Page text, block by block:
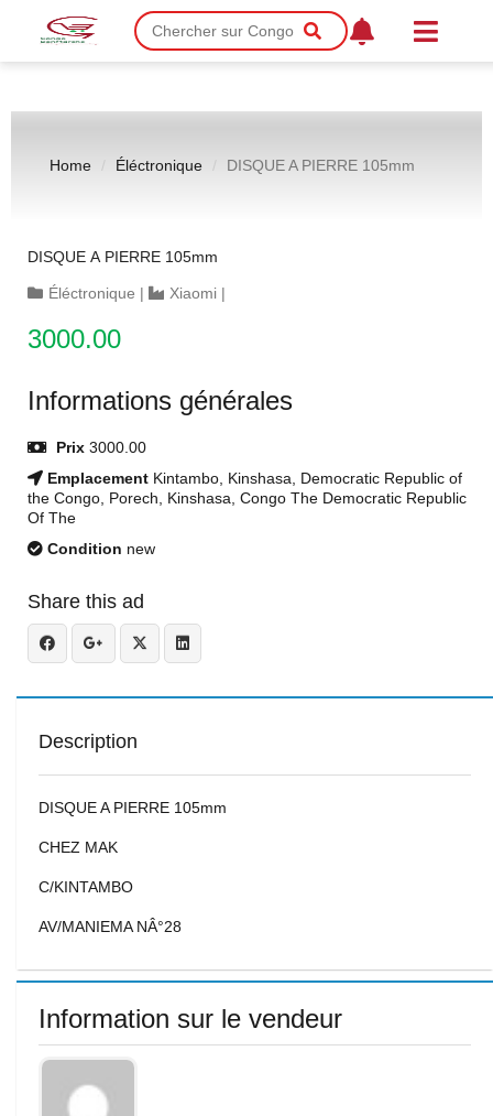
Home Éléctronique DISQUE A PIERRE 105mm
DISQUE A PIERRE 105mm
Éléctronique | Xiaomi |
3000.00
Informations générales
Prix 3000.00
Emplacement Kintambo, Kinshasa, Democratic Republic of
the Congo, Porech, Kinshasa, Congo The Democratic Republic
Of The
Condition new
Share this ad
Description
DISQUE A PIERRE 105mm
CHEZ MAK
C/KINTAMBO
AV/MANIEMA NÂ°28
Information sur le vendeur